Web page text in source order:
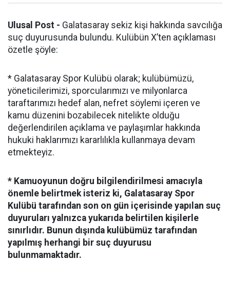
Ulusal Post - Galatasaray sekiz kişi hakkında savcılığa
suç duyurusunda bulundu. Kulübün X’ten açıklaması
özetle şöyle:
* Galatasaray Spor Kulübü olarak; kulübümüzü,
yöneticilerimizi, sporcularımızı ve milyonlarca
taraftarımızı hedef alan, nefret söylemi içeren ve
kamu düzenini bozabilecek nitelikte olduğu
değerlendirilen açıklama ve paylaşımlar hakkında
hukuki haklarımızı kararlılıkla kullanmaya devam
etmekteyiz.
* Kamuoyunun doğru bilgilendirilmesi amacıyla
önemle belirtmek isteriz ki, Galatasaray Spor
Kulübü tarafından son on gün içerisinde yapılan suç
duyuruları yalnızca yukarıda belirtilen kişilerle
sınırlıdır. Bunun dışında kulübümüz tarafından
yapılmış herhangi bir suç duyurusu
bulunmamaktadır.